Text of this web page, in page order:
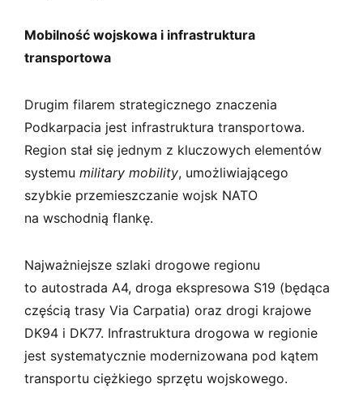
Mobilność wojskowa i infrastruktura
transportowa
Drugim filarem strategicznego znaczenia
Podkarpacia jest infrastruktura transportowa.
Region stał się jednym z kluczowych elementów
systemu military mobility, umożliwiającego
szybkie przemieszczanie wojsk NATO
na wschodnią flankę.
Najważniejsze szlaki drogowe regionu
to autostrada A4, droga ekspresowa S19 (będąca
częścią trasy Via Carpatia) oraz drogi krajowe
DK94 i DK77. Infrastruktura drogowa w regionie
jest systematycznie modernizowana pod kątem
transportu ciężkiego sprzętu wojskowego.